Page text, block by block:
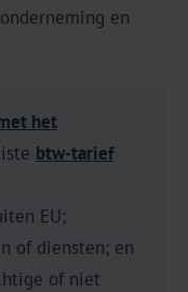
en
het
btw-tarief
EU;
of diensten; en
of niet